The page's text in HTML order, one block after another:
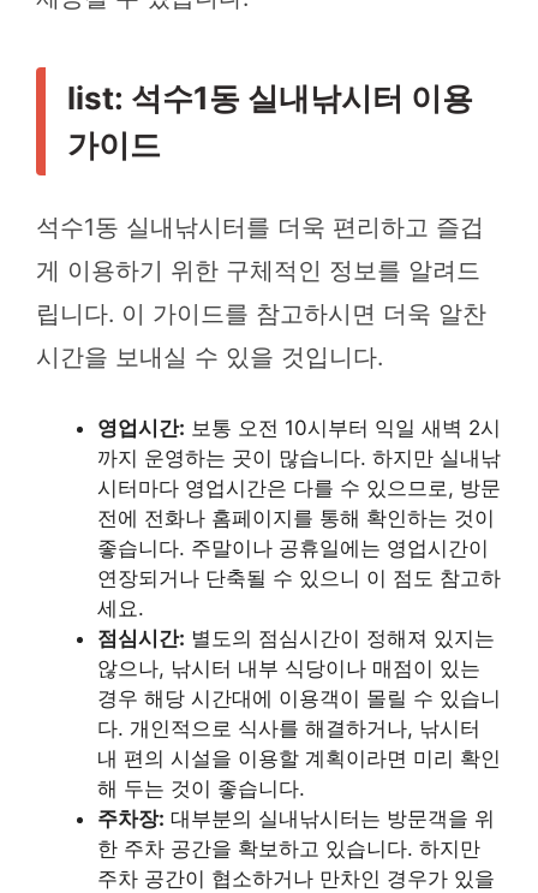
list: 석수1동 실내낚시터 이용
가이드
석수1동 실내낚시터를 더욱 편리하고 즐겁
게 이용하기 위한 구체적인 정보를 알려드
립니다. 이 가이드를 참고하시면 더욱 알찬
시간을 보내실 수 있을 것입니다.
영업시간: 보통 오전 10시부터 익일 새벽 2시
까지 운영하는 곳이 많습니다. 하지만 실내낚
시터마다 영업시간은 다를 수 있으므로, 방문
전에 전화나 홈페이지를 통해 확인하는 것이
좋습니다. 주말이나 공휴일에는 영업시간이
연장되거나 단축될 수 있으니 이 점도 참고하
세요.
점심시간: 별도의 점심시간이 정해져 있지는
않으나, 낚시터 내부 식당이나 매점이 있는
경우 해당 시간대에 이용객이 몰릴 수 있습니
다. 개인적으로 식사를 해결하거나, 낚시터
내 편의 시설을 이용할 계획이라면 미리 확인
해 두는 것이 좋습니다.
주차장: 대부분의 실내낚시터는 방문객을 위
한 주차 공간을 확보하고 있습니다. 하지만
주차 공간이 협소하거나 만차인 경우가 있을